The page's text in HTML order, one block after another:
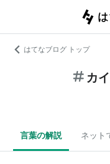
はてなブログ トップ
カ
言葉の解説 ネット